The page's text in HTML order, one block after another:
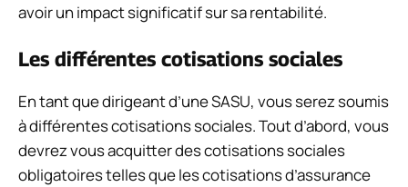
avoir un impact significatif sur sa rentabilité.
Les différentes cotisations sociales
En tant que dirigeant d’une SASU, vous serez soumis
à différentes cotisations sociales. Tout d’abord, vous
devrez vous acquitter des cotisations sociales
obligatoires telles que les cotisations d’assurance